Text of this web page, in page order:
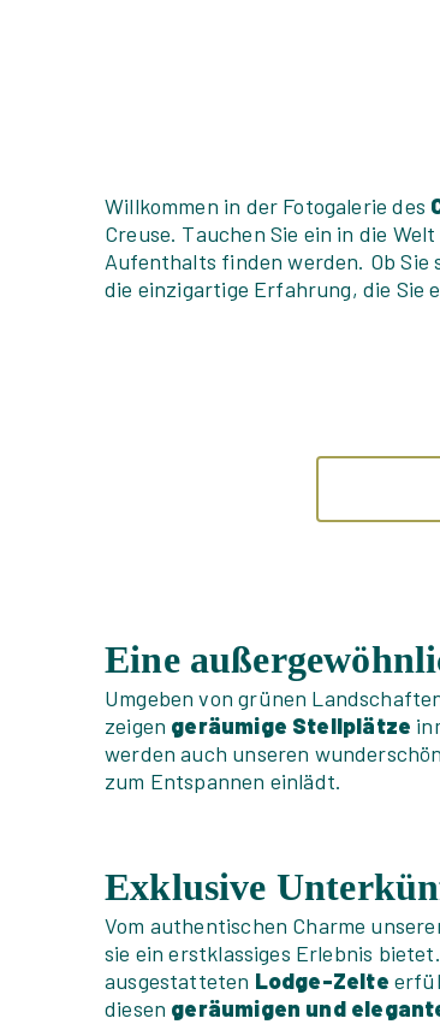
Willkommen in der Fotogalerie des
Creuse. Tauchen Sie ein in die
Aufenthalts finden werden. Ob
die einzigartige Erfahrung, die Sie
Eine
Umgeben von grünen
zeigen geräumige Stellplätze
werden auch unseren
zum Entspannen einlädt.
Exklusive
Vom authentischen Charme
sie ein erstklassiges Erlebnis
ausgestatteten Lodge-Zelte
diesen geräumigen und